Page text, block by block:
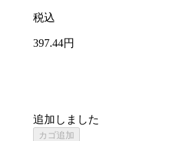
税込
397.44円
追加しました
カゴ追加